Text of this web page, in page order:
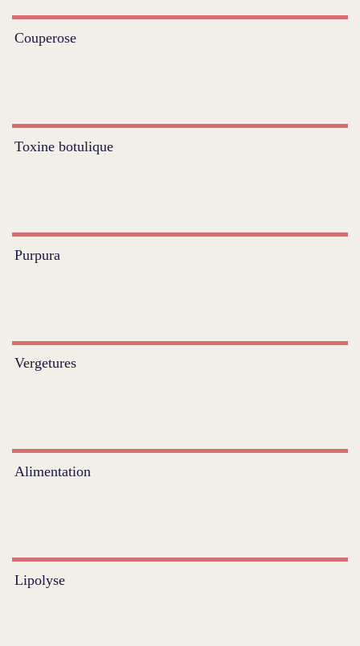
Couperose
Toxine botulique
Purpura
Vergetures
Alimentation
Lipolyse